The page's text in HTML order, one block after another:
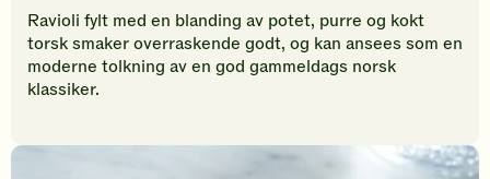
den
første
til
å
Ravioli fylt med en blanding av potet, purre og kokt
torsk smaker overraskende godt, og kan ansees som en
moderne tolkning av en god gammeldags norsk
klassiker.